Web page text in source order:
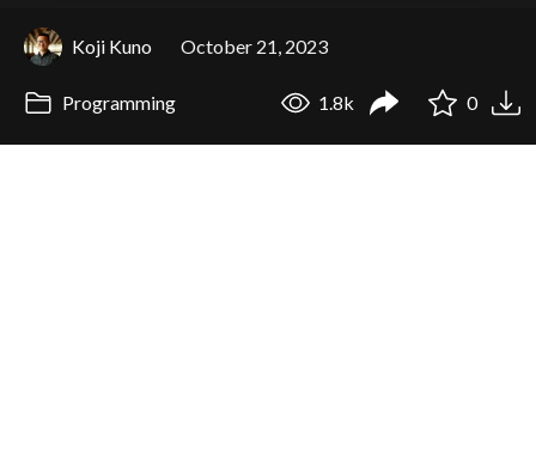
Koji Kuno October 21, 2023
Programming 1.8k 0